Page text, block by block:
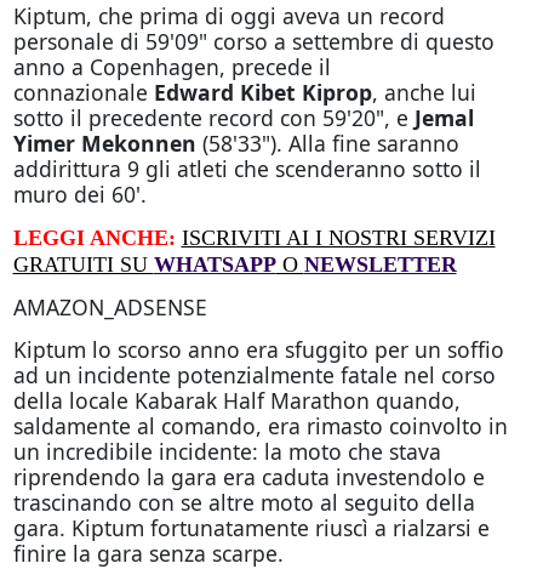
Kiptum, che prima di oggi aveva un record
personale di 59'09" corso a settembre di questo
anno a Copenhagen, precede il
connazionale Edward Kibet Kiprop, anche lui
sotto il precedente record con 59'20", e Jemal
Yimer Mekonnen (58'33"). Alla fine saranno
addirittura 9 gli atleti che scenderanno sotto il
muro dei 60'.
LEGGI ANCHE: ISCRIVITI AI I NOSTRI SERVIZI
GRATUITI SU WHATSAPPO NEWSLETTER
AMAZON_ADSENSE
Kiptum lo scorso anno era sfuggito per un soffio
ad un incidente potenzialmente fatale nel corso
della locale Kabarak Half Marathon quando,
saldamente al comando, era rimasto coinvolto in
un incredibile incidente: la moto che stava
riprendendo la gara era caduta investendolo e
trascinando con se altre moto al seguito della
gara. Kiptum fortunatamente riuscì a rialzarsi e
finire la gara senza scarpe.